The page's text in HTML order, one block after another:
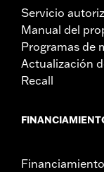
Servicio
Manual del
Programas de
Actualización
Recall